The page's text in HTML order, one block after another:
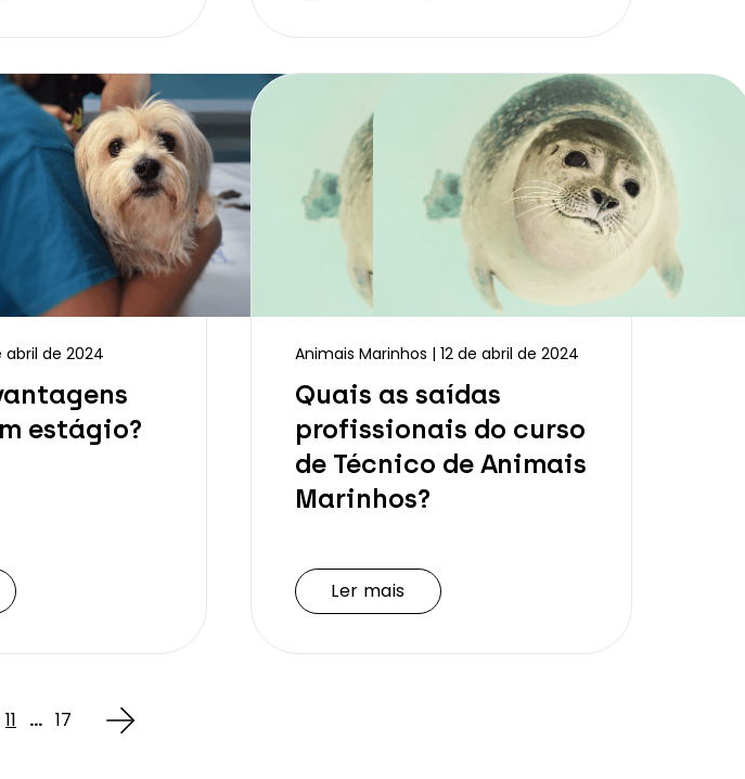
abril de 2024
estágio?
Animais Marinhos | 12 de abril de 2024
Quais as saídas
profissionais do curso
de Técnico de Animais
Marinhos?
Ler mais
11 ... 17